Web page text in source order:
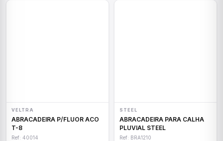
VELTRA
ABRACADEIRA P/FLUOR ACO
T-8
Ref: 40014
STEEL
ABRACADEIRA PARA CALHA
PLUVIAL STEEL
Ref: BRA1210